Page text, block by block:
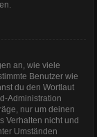
an, wie viele
Benutzer wie
du den Wortlaut
Administration
nur um deinen
Verhalten nicht und
Umständen